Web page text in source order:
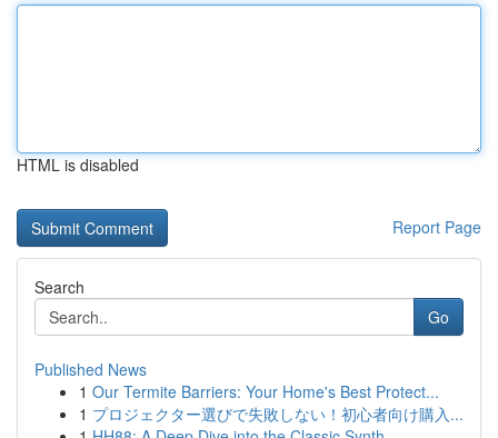
HTML is disabled
Report Page
Search
Go
Published News
1 Our Termite Barriers: Your Home's Best Protect...
1 プロジェクター選びで失敗しない！初心者向け購入...